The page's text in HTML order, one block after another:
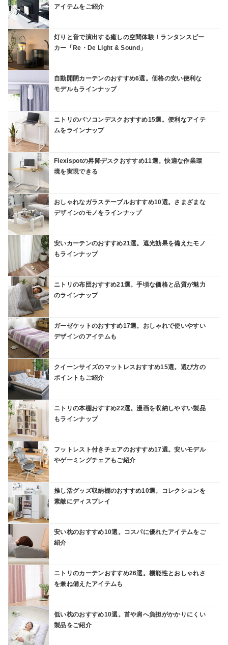
アイテムをご紹介
灯りと音で演出する癒しの空間体験！ランタンスピー
カー「Re・De Light & Sound」
自動開閉カーテンのおすすめ6選。価格の安い便利な
モデルもラインナップ
ニトリのパソコンデスクおすすめ15選。便利なアイテ
ムをラインナップ
Flexispotの昇降デスクおすすめ11選。快適な作業環
境を実現できる
おしゃれなガラステーブルおすすめ10選。さまざまな
デザインのモノをラインナップ
安いカーテンのおすすめ21選。遮光効果を備えたモノ
もラインナップ
ニトリの布団おすすめ21選。手頃な価格と品質が魅力
のラインナップ
ガーゼケットのおすすめ17選。おしゃれで使いやすい
デザインのアイテムも
クイーンサイズのマットレスおすすめ15選。選び方の
ポイントもご紹介
ニトリの本棚おすすめ22選。漫画を収納しやすい製品
もラインナップ
フットレスト付きチェアのおすすめ17選。安いモデル
やゲーミングチェアもご紹介
推し活グッズ収納棚のおすすめ10選。コレクションを
素敵にディスプレイ
安い枕のおすすめ10選。コスパに優れたアイテムをご
紹介
ニトリのカーテンおすすめ26選。機能性とおしゃれさ
を兼ね備えたアイテムも
低い枕のおすすめ10選。首や肩へ負担がかかりにくい
製品をご紹介